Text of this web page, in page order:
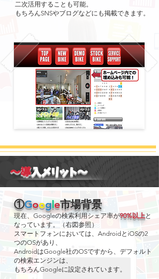
二次活用することも可能。
もちろんSNSやブログなどにも掲載できます。
〜導入メリット〜
①Google市場背景
現在、Googleの検索利用シェア率が90%以上と
なっています。（右図参照）
スマートフォンにおいては、AndroidとiOSの2
つのOSがあり、
AndroidはGoogle社のOSですから、デフォルト
の検索エンジンは、
もちろんGoogleに設定されています。